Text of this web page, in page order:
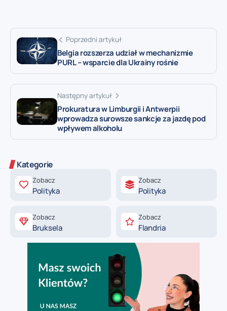
Poprzedni artykuł
Belgia rozszerza udział w mechanizmie
PURL – wsparcie dla Ukrainy rośnie
Następny artykuł
Prokuratura w Limburgii i Antwerpii
wprowadza surowsze sankcje za jazdę pod
wpływem alkoholu
Kategorie
Zobacz
Polityka
Zobacz
Polityka
Zobacz
Bruksela
Zobacz
Flandria